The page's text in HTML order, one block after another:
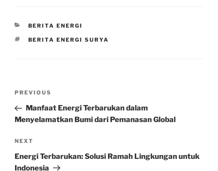
CATEGORIES
BERITA ENERGI
TAGS
BERITA ENERGI SURYA
Previous
Post
PREVIOUS
Manfaat Energi Terbarukan dalam
Menyelamatkan Bumi dari Pemanasan Global
Next
Post
NEXT
Energi Terbarukan: Solusi Ramah Lingkungan untuk
Indonesia